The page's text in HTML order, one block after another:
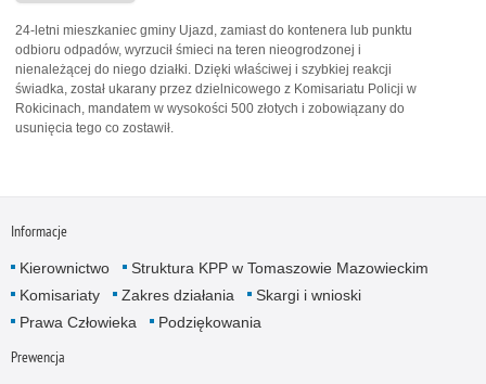
24-letni mieszkaniec gminy Ujazd, zamiast do kontenera lub punktu
odbioru odpadów, wyrzucił śmieci na teren nieogrodzonej i
nienależącej do niego działki. Dzięki właściwej i szybkiej reakcji
świadka, został ukarany przez dzielnicowego z Komisariatu Policji w
Rokicinach, mandatem w wysokości 500 złotych i zobowiązany do
usunięcia tego co zostawił.
Informacje
Kierownictwo
Struktura KPP w Tomaszowie Mazowieckim
Komisariaty
Zakres działania
Skargi i wnioski
Prawa Człowieka
Podziękowania
Prewencja